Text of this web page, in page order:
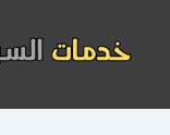
المحتوى